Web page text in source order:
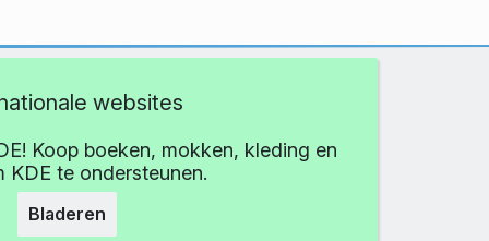
websites
Koop boeken, mokken, kleding en
KDE te ondersteunen.
Bladeren